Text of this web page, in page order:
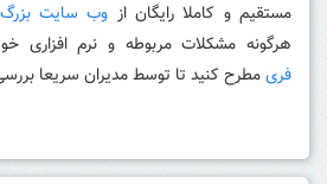
مستقیم و کاملا رایگان از وب سایت
هرگونه مشکلات مربوطه و نرم افزاری
فریمطرح کنید تا توسط مدیران سریعا